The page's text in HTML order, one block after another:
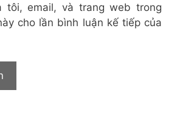
tôi, email, và trang web trong
cho lần bình luận kế tiếp của